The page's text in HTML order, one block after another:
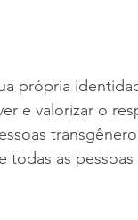
própria
e valorizar o
todas as